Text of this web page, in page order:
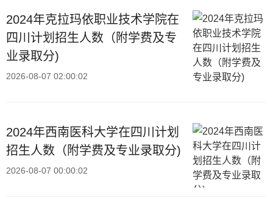
2024年克拉玛依职业技术学院在
四川计划招生人数（附学费及专
业录取分)
2026-08-07 02:00:02
2024年西南医科大学在四川计划
招生人数（附学费及专业录取分)
2026-08-07 00:00:02